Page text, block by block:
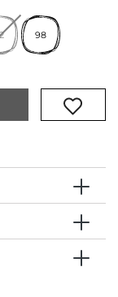
98